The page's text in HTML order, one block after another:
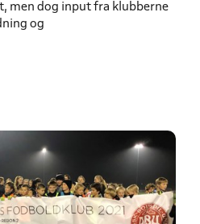
men dog input fra klubberne
og